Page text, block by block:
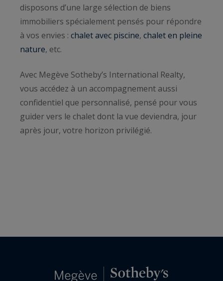
disposons d’une large sélection de biens
immobiliers spécialement pensés pour répondre
à vos envies : chalet avec piscine, chalet en pleine
nature, etc.
Avec Megève Sotheby’s International Realty,
vous accédez à un accompagnement aussi
confidentiel que personnalisé, pensé pour vous
guider vers le chalet dont la vue deviendra, jour
après jour, votre horizon privilégié.